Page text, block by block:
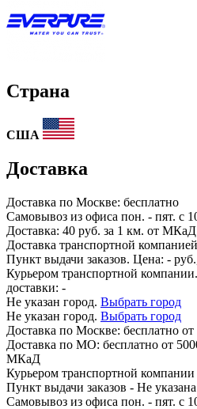
Страна
США
Доставка
Доставка по Москве: бесплатно
Самовывоз из офиса пон. - пят. с
Доставка: 40 руб. за 1 км. от МКаД
Доставка транспортной
Пункт выдачи заказов. Цена: -
Курьером транспортной
доставки: -
Не указан город. Выбрать город
Не указан город. Выбрать город
Доставка по Москве: бесплатно
Доставка по МО: бесплатно от
МКаД
Курьером транспортной компании
Пункт выдачи заказов - Не
Самовывоз из офиса пон. - пят. с